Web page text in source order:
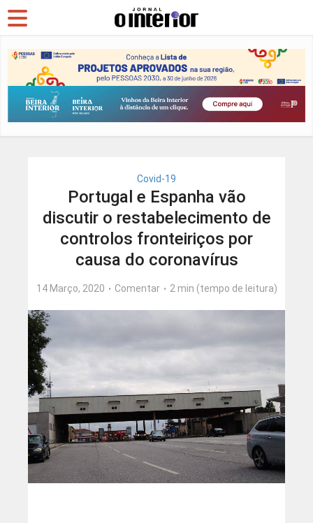
Covid-19
Portugal e Espanha vão
discutir o restabelecimento de
controlos fronteiriços por
causa do coronavírus
14 Março, 2020 Comentar 2 min (tempo de leitura)